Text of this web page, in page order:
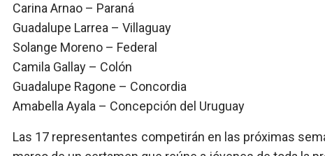
Carina Arnao – Paraná
Guadalupe Larrea – Villaguay
Solange Moreno – Federal
Camila Gallay – Colón
Guadalupe Ragone – Concordia
Amabella Ayala – Concepción del Uruguay
Las 17 representantes competirán en las próximas